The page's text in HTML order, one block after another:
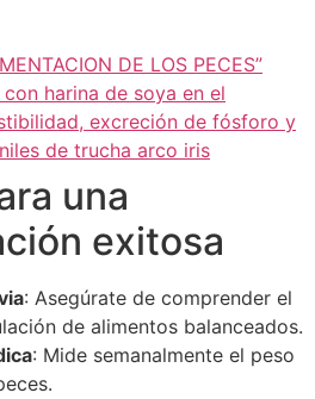
DE LOS PECES”
harina de soya en el
excreción de fósforo y
de trucha arco iris
una
exitosa
: Asegúrate de comprender el
de alimentos balanceados.
: Mide semanalmente el peso